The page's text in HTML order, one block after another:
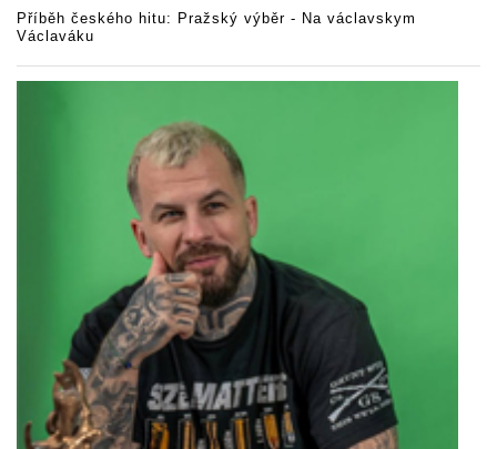
Příběh českého hitu: Pražský výběr - Na václavskym
Václaváku